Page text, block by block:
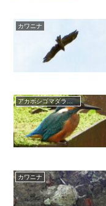
カワニナ
アカボシゴマダラチョウ
カワニナ